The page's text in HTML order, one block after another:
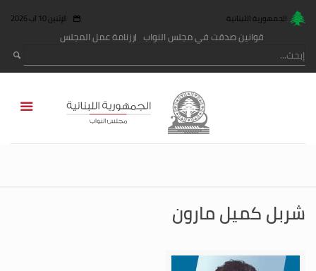
الجمهورية اللبنانية الإثنين 10 آب 2026
قوانين صدقت في مجلس النواب رزنامة عمل المجلس
شربل كميل مارون